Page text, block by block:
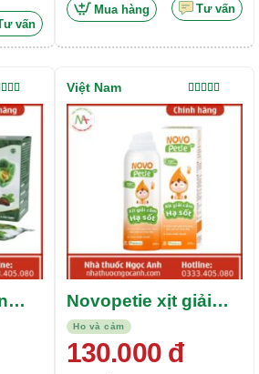
vấn
Mua hàng Tư vấn
xếp
5.00
Ho và cảm
Novopetie xịt giải
cảm hạ sốt 1 month+
Được xếp
hạng5.00
sao
130.000đ
Việt Nam